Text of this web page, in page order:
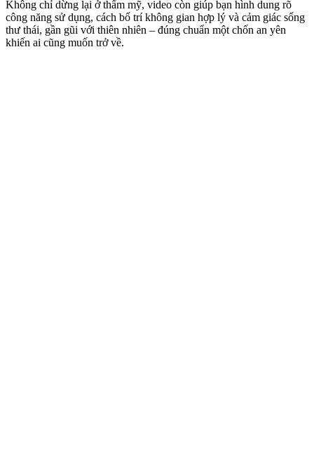
Không chỉ dừng lại ở thẩm mỹ, video còn giúp bạn hình dung rõ
công năng sử dụng, cách bố trí không gian hợp lý và cảm giác sống
thư thái, gần gũi với thiên nhiên – đúng chuẩn một chốn an yên
khiến ai cũng muốn trở về.